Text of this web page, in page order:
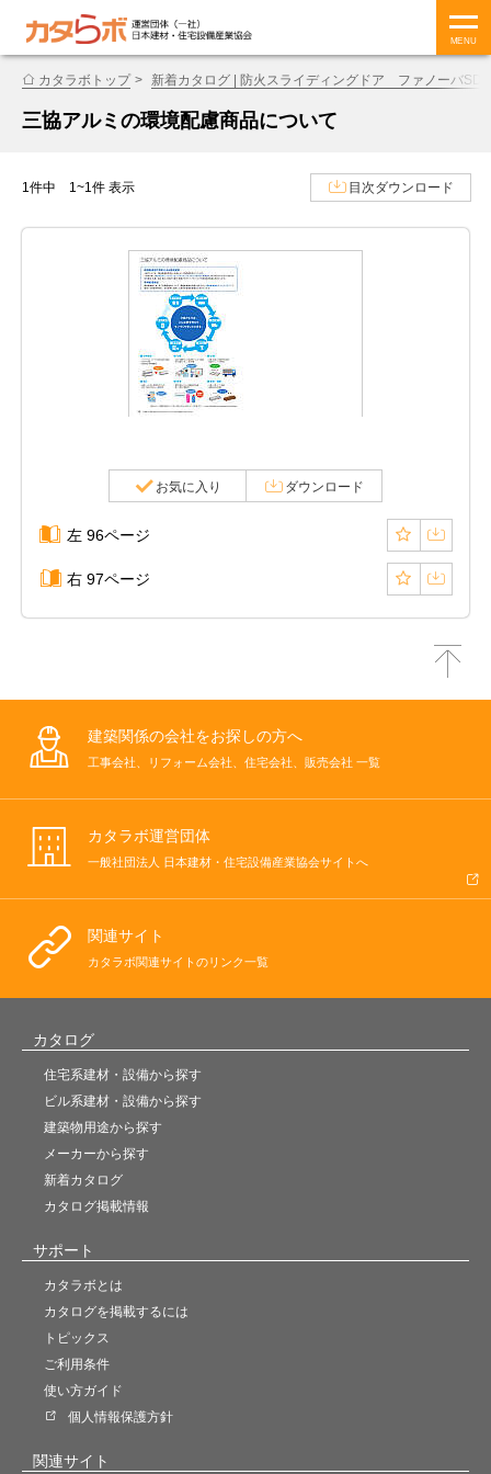
MENU
カタラボトップ 新着カタログ | 防火スライディングドア ファノーバ
三協アルミの環境配慮商品について
1件中 1~1件 表示 目次ダウンロード
お気に入り ダウンロード
左 96ページ
右 97ページ
建築関係の会社をお探しの方へ
工事会社、リフォーム会社、住宅会社、販売会社 一覧
カタラボ運営団体
一般社団法人 日本建材・住宅設備産業協会サイトへ
関連サイト
カタラボ関連サイトのリンク一覧
カタログ
住宅系建材・設備から探す
ビル系建材・設備から探す
建築物用途から探す
メーカーから探す
新着カタログ
カタログ掲載情報
サポート
カタラボとは
カタログを掲載するには
トピックス
ご利用条件
使い方ガイド
個人情報保護方針
関連サイト